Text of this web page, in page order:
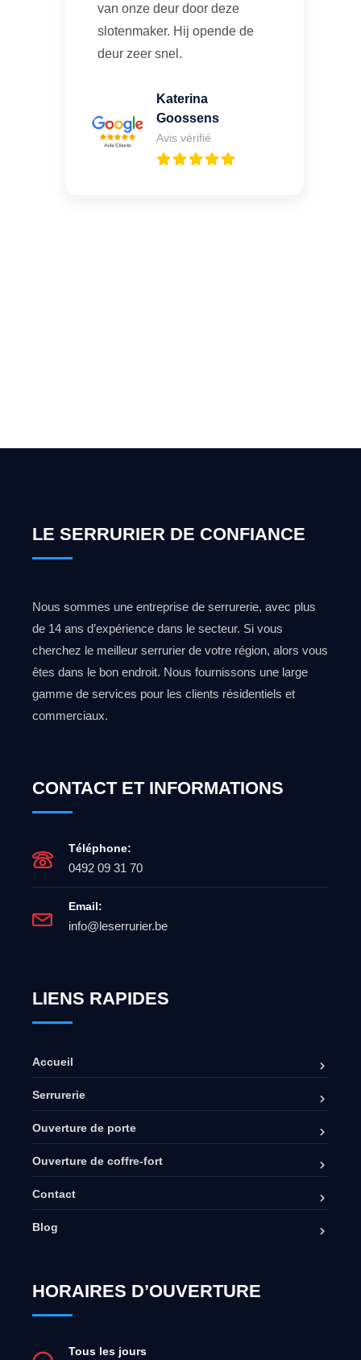
van onze deur door deze
slotenmaker. Hij opende de
deur zeer snel.
Katerina
Goossens
Avis vérifié
LE SERRURIER DE CONFIANCE
Nous sommes une entreprise de serrurerie, avec plus
de 14 ans d’expérience dans le secteur. Si vous
cherchez le meilleur serrurier de votre région, alors vous
êtes dans le bon endroit. Nous fournissons une large
gamme de services pour les clients résidentiels et
commerciaux.
CONTACT ET INFORMATIONS
Téléphone:
0492 09 31 70
Email:
info@leserrurier.be
LIENS RAPIDES
Accueil
Serrurerie
Ouverture de porte
Ouverture de coffre-fort
Contact
Blog
HORAIRES D’OUVERTURE
Tous les jours